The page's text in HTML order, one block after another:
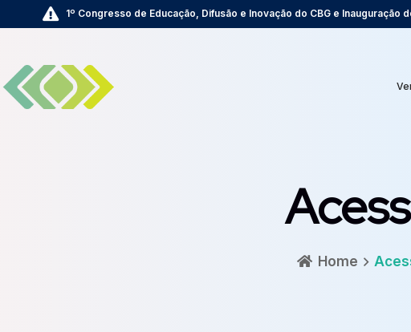
1º Congresso de Educação, Difusão e Inovação do CBG e Inauguração
Home